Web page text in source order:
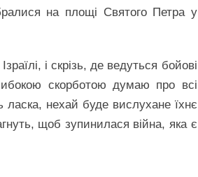
на площі Святого Петра у
і скрізь, де ведуться бойові
скорботою думаю про всі
ласка, нехай буде вислухане їхнє
щоб зупинилася війна, яка є